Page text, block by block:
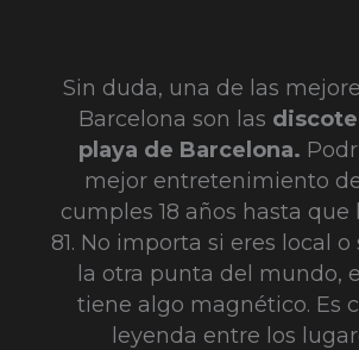
Sin duda, una de las
Barcelona son las
playa de Barcelona.
mejor entretenimiento
cumples 18 años hasta que
81. No importa si eres local o
la otra punta del mundo,
tiene algo magnético. Es
leyenda entre los